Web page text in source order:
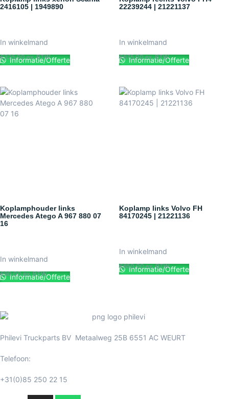
2416105 | 1949890
€325.00 ex. BTW
In winkelmand
Informatie/Offerte
22239244 | 21221137
€675.00 ex. BTW
In winkelmand
Informatie/Offerte
Koplamphouder links
Mercedes Atego A 967 880 07
16
€90.00 ex. BTW
In winkelmand
Informatie/Offerte
Koplamp links Volvo FH
84170245 | 21221136
€650.00 ex. BTW
In winkelmand
Informatie/Offerte
Philevi Truckparts BV Metaalweg 25B 6551 AC WEURT
Telefoon:
+31(0)85 250 22 15